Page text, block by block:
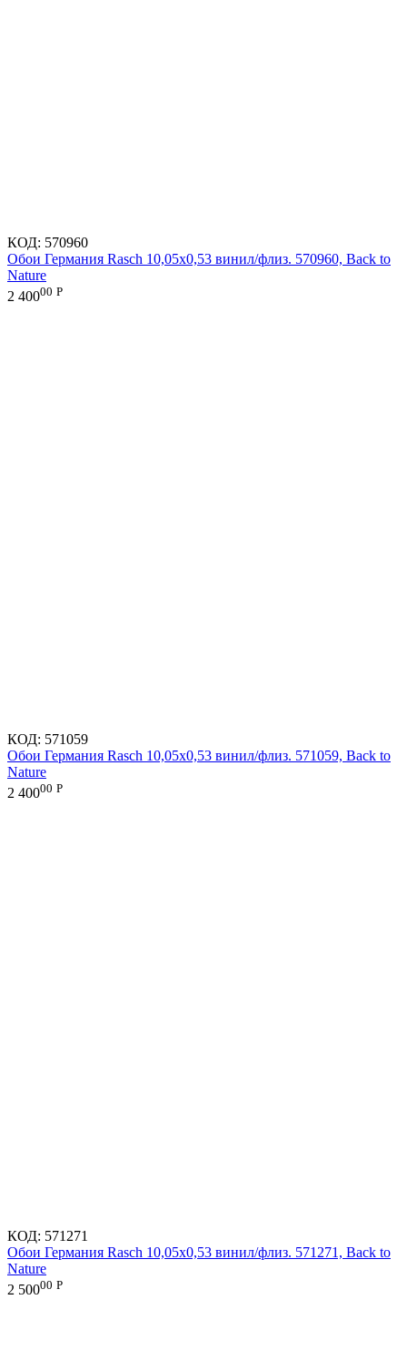
КОД: 570960
Обои Германия Rasch 10,05x0,53 винил/флиз. 570960, Back to
Nature
2 40000 Р
КОД: 571059
Обои Германия Rasch 10,05x0,53 винил/флиз. 571059, Back to
Nature
2 40000 Р
КОД: 571271
Обои Германия Rasch 10,05x0,53 винил/флиз. 571271, Back to
Nature
2 50000 Р